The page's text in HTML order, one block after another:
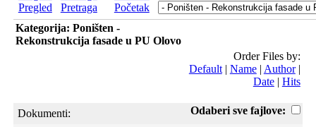
Pregled Pretraga
Početak
Kategorija: Poništen -
Rekonstrukcija fasade u PU Olovo
Order Files by:
Default| Name| Author|
Date| Hits
Odaberi sve fajlove:
Dokumenti: